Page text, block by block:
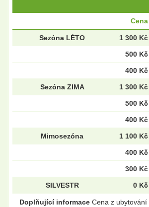
Cena
Sezóna LÉTO 1 300 Kč
500 Kč
400 Kč
Sezóna ZIMA 1 300 Kč
500 Kč
400 Kč
Mimosezóna 1 100 Kč
400 Kč
300 Kč
SILVESTR 0 Kč
Doplňující informace Cena z